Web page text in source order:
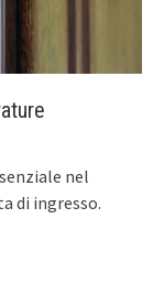
nel
di ingresso.